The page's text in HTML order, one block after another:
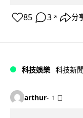
85 3 ↗ 分
科技娛樂 科技新聞
arthur 1 日